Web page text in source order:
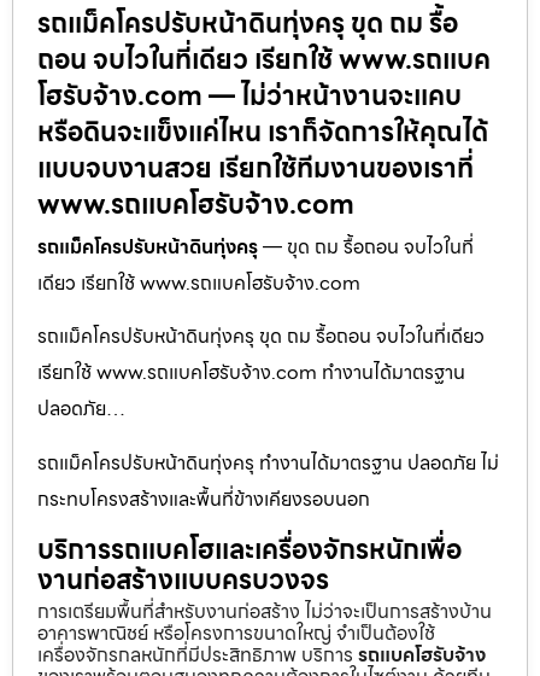
รถแม็คโครปรับหน้าดินทุ่งครุ ขุด ถม รื้อ
ถอน จบไวในที่เดียว เรียกใช้ www.รถแบค
โฮรับจ้าง.com — ไม่ว่าหน้างานจะแคบ
หรือดินจะแข็งแค่ไหน เราก็จัดการให้คุณได้
แบบจบงานสวย เรียกใช้ทีมงานของเราที่
www.รถแบคโฮรับจ้าง.com
รถแม็คโครปรับหน้าดินทุ่งครุ— ขุด ถม รื้อถอน จบไวในที่
เดียว เรียกใช้ www.รถแบคโฮรับจ้าง.com
รถแม็คโครปรับหน้าดินทุ่งครุ ขุด ถม รื้อถอน จบไวในที่เดียว
เรียกใช้ www.รถแบคโฮรับจ้าง.com ทำงานได้มาตรฐาน
ปลอดภัย…
รถแม็คโครปรับหน้าดินทุ่งครุ ทำงานได้มาตรฐาน ปลอดภัย ไม่
กระทบโครงสร้างและพื้นที่ข้างเคียงรอบนอก
บริการรถแบคโฮและเครื่องจักรหนักเพื่อ
งานก่อสร้างแบบครบวงจร
การเตรียมพื้นที่สำหรับงานก่อสร้าง ไม่ว่าจะเป็นการสร้างบ้าน
อาคารพาณิชย์ หรือโครงการขนาดใหญ่ จำเป็นต้องใช้
เครื่องจักรกลหนักที่มีประสิทธิภาพ บริการ รถแบคโฮรับจ้าง